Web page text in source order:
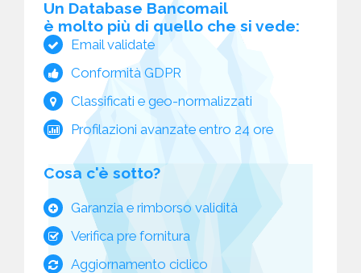
Un Database Bancomail
è molto più di quello che si vede:
Email validate
Conformità GDPR
Classificati e geo-normalizzati
Profilazioni avanzate entro 24 ore
Cosa c'è sotto?
Garanzia e rimborso validità
Verifica pre fornitura
Aggiornamento ciclico